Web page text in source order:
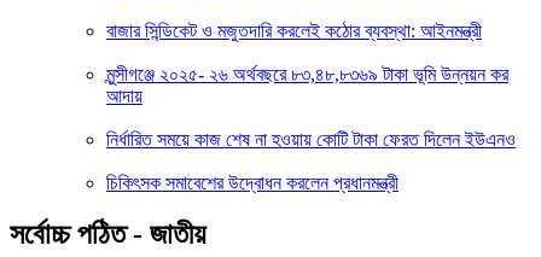
বাজার সিন্ডিকেট ও মজুতদারি করলেই কঠোর ব্যবস্থা: আইনমন্ত্রী
মুন্সীগঞ্জে ২০২৫- ২৬ অর্থবছরে ৮৩,৪৮,৮৩৬৯ টাকা ভূমি উন্নয়ন কর
আদায়
নির্ধারিত সময়ে কাজ শেষ না হওয়ায় কোটি টাকা ফেরত দিলেন ইউএনও
চিকিৎসক সমাবেশের উদ্বোধন করলেন প্রধানমন্ত্রী
সর্বোচ্চ পঠিত - জাতীয়